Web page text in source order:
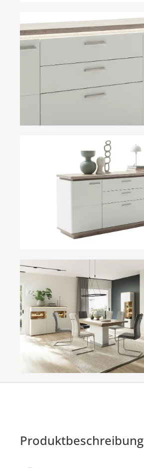
Produktbeschreibung